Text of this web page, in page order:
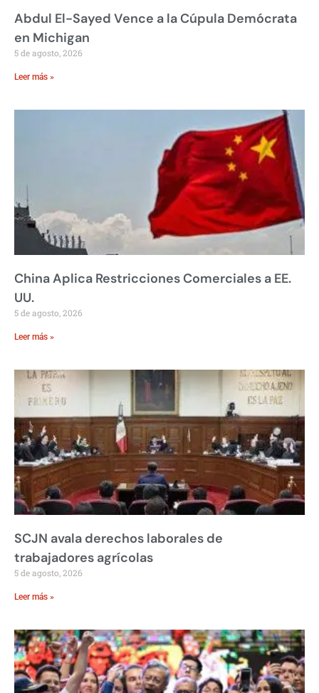
Abdul El-Sayed Vence a la Cúpula Demócrata
en Michigan
5 de agosto, 2026
Leer más »
China Aplica Restricciones Comerciales a EE.
UU.
5 de agosto, 2026
Leer más »
SCJN avala derechos laborales de
trabajadores agrícolas
5 de agosto, 2026
Leer más »